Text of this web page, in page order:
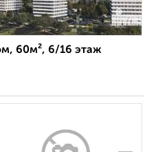
60м², 6/16 этаж